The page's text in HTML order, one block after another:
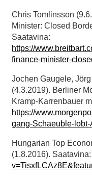
Chris Tomlinsson
Minister: Closed
Saatavina:
https://
finance-minister-
Jochen Gaugele,
(4.3.2019). Berliner
Kramp-Karrenbauer
https://
gang-Schaeuble-lobt-
Hungarian Top
(1.8.2016). Saatavina: